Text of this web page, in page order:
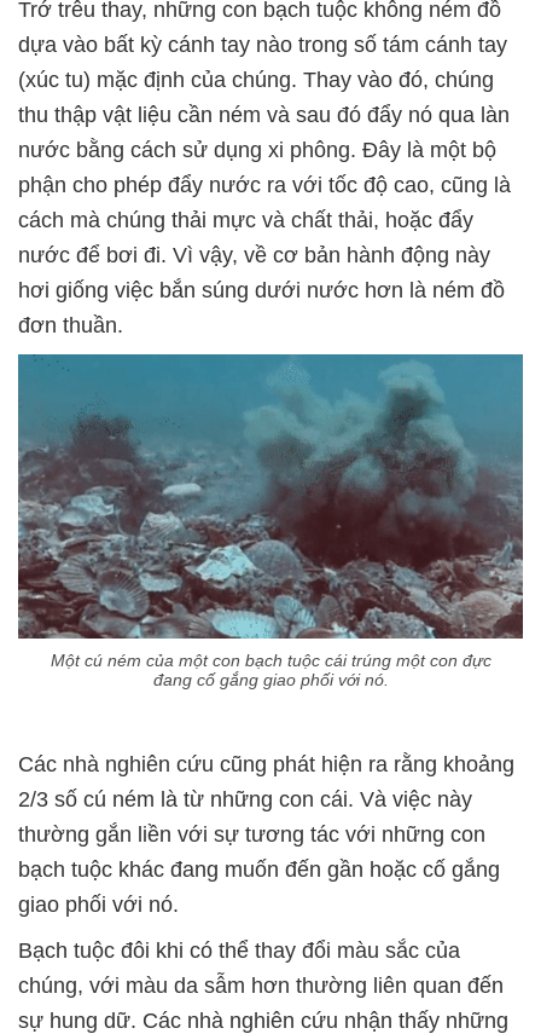
Trớ trêu thay, những con bạch tuộc không ném đồ
dựa vào bất kỳ cánh tay nào trong số tám cánh tay
(xúc tu) mặc định của chúng. Thay vào đó, chúng
thu thập vật liệu cần ném và sau đó đẩy nó qua làn
nước bằng cách sử dụng xi phông. Đây là một bộ
phận cho phép đẩy nước ra với tốc độ cao, cũng là
cách mà chúng thải mực và chất thải, hoặc đẩy
nước để bơi đi. Vì vậy, về cơ bản hành động này
hơi giống việc bắn súng dưới nước hơn là ném đồ
đơn thuần.
Một cú ném của một con bạch tuộc cái trúng một con đực
đang cố gắng giao phối với nó.
Các nhà nghiên cứu cũng phát hiện ra rằng khoảng
2/3 số cú ném là từ những con cái. Và việc này
thường gắn liền với sự tương tác với những con
bạch tuộc khác đang muốn đến gần hoặc cố gắng
giao phối với nó.
Bạch tuộc đôi khi có thể thay đổi màu sắc của
chúng, với màu da sẫm hơn thường liên quan đến
sự hung dữ. Các nhà nghiên cứu nhận thấy những